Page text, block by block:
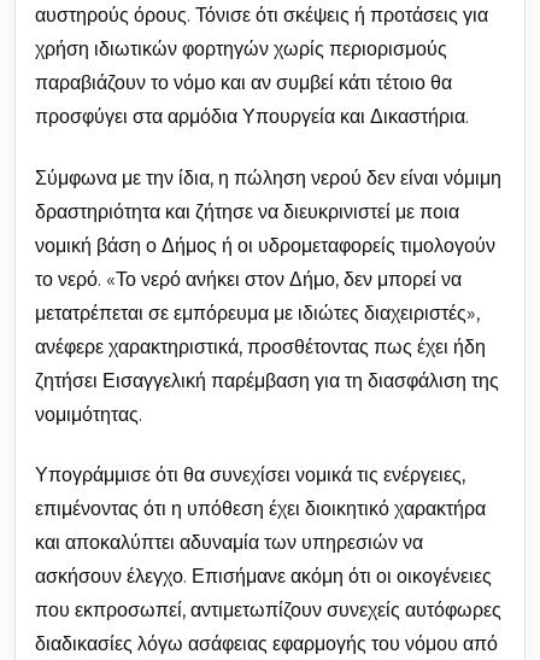
αυστηρούς όρους. Τόνισε ότι σκέψεις ή προτάσεις για
χρήση ιδιωτικών φορτηγών χωρίς περιορισμούς
παραβιάζουν το νόμο και αν συμβεί κάτι τέτοιο θα
προσφύγει στα αρμόδια Υπουργεία και Δικαστήρια.
Σύμφωνα με την ίδια, η πώληση νερού δεν είναι νόμιμη
δραστηριότητα και ζήτησε να διευκρινιστεί με ποια
νομική βάση ο Δήμος ή οι υδρομεταφορείς τιμολογούν
το νερό. «Το νερό ανήκει στον Δήμο, δεν μπορεί να
μετατρέπεται σε εμπόρευμα με ιδιώτες διαχειριστές»,
ανέφερε χαρακτηριστικά, προσθέτοντας πως έχει ήδη
ζητήσει Εισαγγελική παρέμβαση για τη διασφάλιση της
νομιμότητας.
Υπογράμμισε ότι θα συνεχίσει νομικά τις ενέργειες,
επιμένοντας ότι η υπόθεση έχει διοικητικό χαρακτήρα
και αποκαλύπτει αδυναμία των υπηρεσιών να
ασκήσουν έλεγχο. Επισήμανε ακόμη ότι οι οικογένειες
που εκπροσωπεί, αντιμετωπίζουν συνεχείς αυτόφωρες
διαδικασίες λόγω ασάφειας εφαρμογής του νόμου από